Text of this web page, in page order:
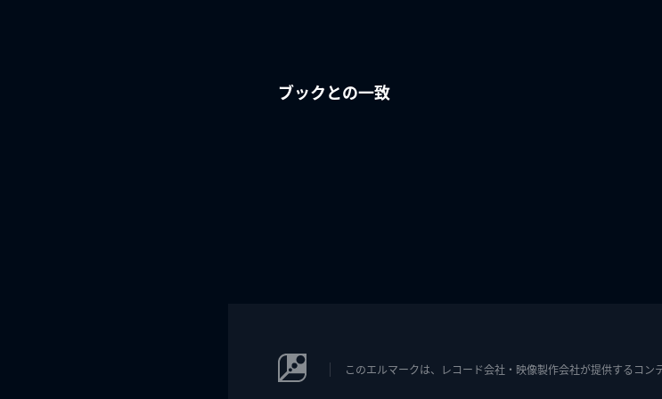
ブックとの一致
このエルマークは、レコード会社・映像製作会社が提供するコン